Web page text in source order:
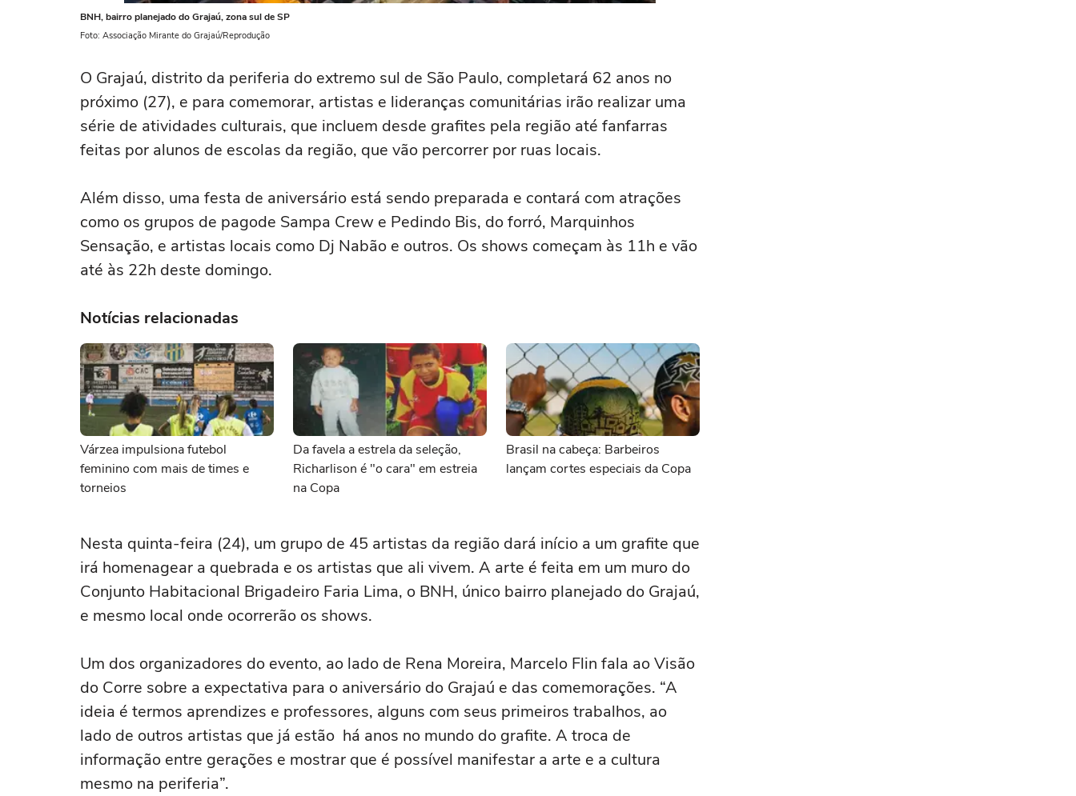
BNH, bairro planejado do Grajaú, zona sul de SP
Foto: Associação Mirante do Grajaú/Reprodução
O Grajaú, distrito da periferia do extremo sul de São Paulo, completará 62 anos no
próximo (27), e para comemorar, artistas e lideranças comunitárias irão realizar uma
série de atividades culturais, que incluem desde grafites pela região até fanfarras
feitas por alunos de escolas da região, que vão percorrer por ruas locais.
Além disso, uma festa de aniversário está sendo preparada e contará com atrações
como os grupos de pagode Sampa Crew e Pedindo Bis, do forró, Marquinhos
Sensação, e artistas locais como Dj Nabão e outros. Os shows começam às 11h e vão
até às 22h deste domingo.
Notícias relacionadas
Várzea impulsiona futebol
feminino com mais de times e
torneios
Da favela a estrela da seleção,
Richarlison é "o cara" em estreia
na Copa
Brasil na cabeça: Barbeiros
lançam cortes especiais da Copa
Nesta quinta-feira (24), um grupo de 45 artistas da região dará início a um grafite que
irá homenagear a quebrada e os artistas que ali vivem. A arte é feita em um muro do
Conjunto Habitacional Brigadeiro Faria Lima, o BNH, único bairro planejado do Grajaú,
e mesmo local onde ocorrerão os shows.
Um dos organizadores do evento, ao lado de Rena Moreira, Marcelo Flin fala ao Visão
do Corre sobre a expectativa para o aniversário do Grajaú e das comemorações. “A
ideia é termos aprendizes e professores, alguns com seus primeiros trabalhos, ao
lado de outros artistas que já estão há anos no mundo do grafite. A troca de
informação entre gerações e mostrar que é possível manifestar a arte e a cultura
mesmo na periferia”.